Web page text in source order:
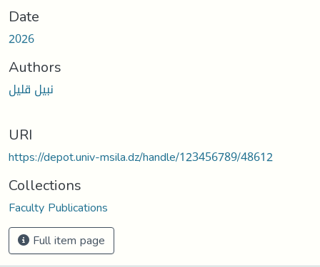
Date
2026
Authors
نبيل قليل
URI
https://depot.univ-msila.dz/handle/123456789/48612
Collections
Faculty Publications
Full item page